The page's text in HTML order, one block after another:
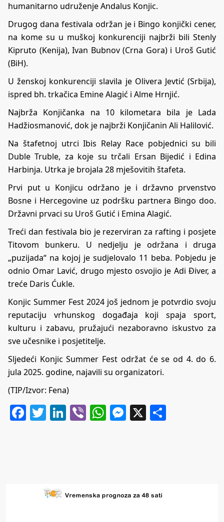
humanitarno udruženje Andalus Konjic.
Drugog dana festivala održan je i Bingo konjički cener,
na kome su u muškoj konkurenciji najbrži bili Stenly
Kipruto (Kenija), Ivan Bubnov (Crna Gora) i Uroš Gutić
(BiH).
U ženskoj konkurenciji slavila je Olivera Jevtić (Srbija),
ispred bh. trkačica Emine Alagić i Alme Hrnjić.
Najbrža Konjičanka na 10 kilometara bila je Lada
Hadžiosmanović, dok je najbrži Konjičanin Ali Halilović.
Na štafetnoj utrci Ibis Relay Race pobjednici su bili
Duble Truble, za koje su trčali Ersan Bijedić i Edina
Harbinja. Utrka je brojala 28 mješovitih štafeta.
Prvi put u Konjicu održano je i državno prvenstvo
Bosne i Hercegovine uz podršku partnera Bingo doo.
Državni prvaci su Uroš Gutić i Emina Alagić.
Treći dan festivala bio je rezerviran za rafting i posjete
Titovom bunkeru. U nedjelju je održana i druga
„puzijada“ na kojoj je sudjelovalo 11 beba. Pobjedu je
odnio Omar Lavić, drugo mjesto osvojio je Adi Điver, a
treće Daris Ćukle.
Konjic Summer Fest 2024 još jednom je potvrdio svoju
reputaciju vrhunskog događaja koji spaja sport,
kulturu i zabavu, pružajući nezaboravno iskustvo za
sve učesnike i posjetitelje.
Sljedeći Konjic Summer Fest održat će se od 4. do 6.
jula 2025. godine, najavili su organizatori.
(TIP/Izvor: Fena)
Facebook
Twitter
LinkedIn
ViberWhatsApp
Messenger
X